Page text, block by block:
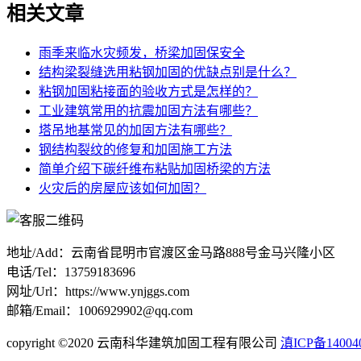
相关文章
雨季来临水灾频发，桥梁加固保安全
结构梁裂缝选用粘钢加固的优缺点别是什么？
粘钢加固粘接面的验收方式是怎样的？
工业建筑常用的抗震加固方法有哪些？
塔吊地基常见的加固方法有哪些？
钢结构裂纹的修复和加固施工方法
简单介绍下碳纤维布粘贴加固桥梁的方法
火灾后的房屋应该如何加固？
地址/Add：云南省昆明市官渡区金马路888号金马兴隆小区
电话/Tel：13759183696
网址/Url：https://www.ynjggs.com
邮箱/Email：1006929902@qq.com
copyright ©2020 云南科华建筑加固工程有限公司 滇ICP备